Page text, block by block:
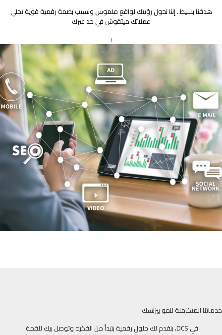
هدفنا بسيط.. إننا نحول رؤيتك لواقع ملموس ونسيب بصمة رقمية قوية تخلي
عملائك ميثقوش في حد غيرك
+
خدماتنا المتكاملة لنمو بيزنسك
في DCS، بنقدم لك حلول رقمية بتبدأ من الفكرة وتوصل بيك للقمة.